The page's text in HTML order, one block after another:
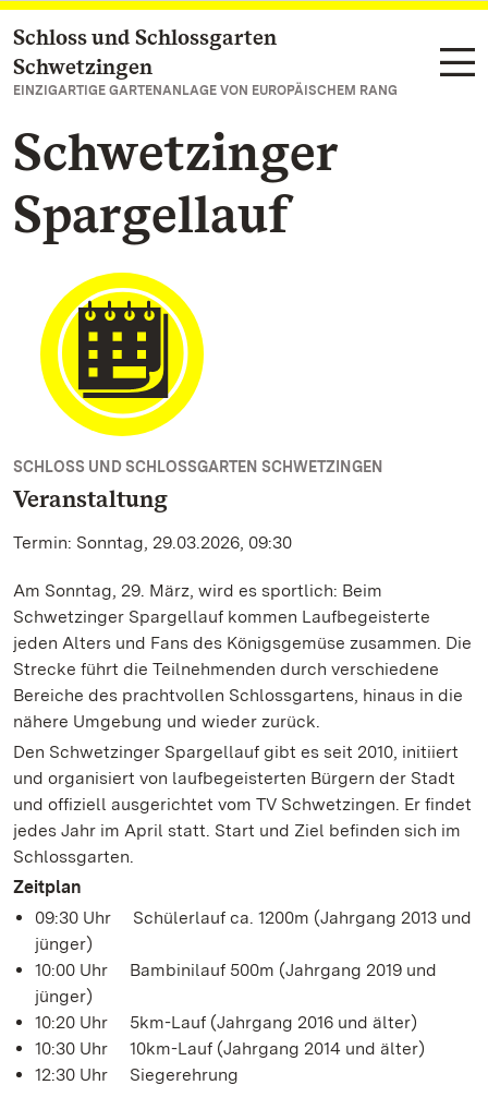
Zum Hauptinhalt springen
Schloss und Schlossgarten
Schwetzingen
EINZIGARTIGE GARTENANLAGE VON EUROPÄISCHEM RANG
Schwetzinger
Spargellauf
SCHLOSS UND SCHLOSSGARTEN SCHWETZINGEN
Veranstaltung
Termin: Sonntag, 29.03.2026, 09:30
Am Sonntag, 29. März, wird es sportlich: Beim
Schwetzinger Spargellauf kommen Laufbegeisterte
jeden Alters und Fans des Königsgemüse zusammen. Die
Strecke führt die Teilnehmenden durch verschiedene
Bereiche des prachtvollen Schlossgartens, hinaus in die
nähere Umgebung und wieder zurück.
Den Schwetzinger Spargellauf gibt es seit 2010, initiiert
und organisiert von laufbegeisterten Bürgern der Stadt
und offiziell ausgerichtet vom TV Schwetzingen. Er findet
jedes Jahr im April statt. Start und Ziel befinden sich im
Schlossgarten.
Zeitplan
09:30 Uhr Schülerlauf ca. 1200m (Jahrgang 2013 und
jünger)
10:00 Uhr Bambinilauf 500m (Jahrgang 2019 und
jünger)
10:20 Uhr 5km-Lauf (Jahrgang 2016 und älter)
10:30 Uhr 10km-Lauf (Jahrgang 2014 und älter)
12:30 Uhr Siegerehrung